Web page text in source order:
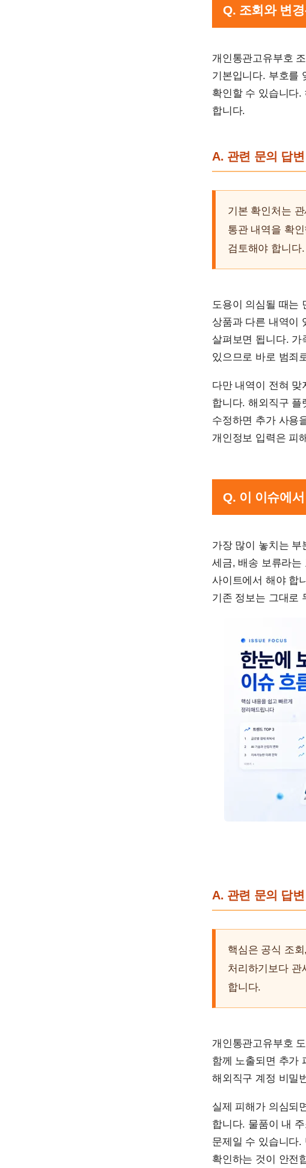
Q. 조회와 변
개인통관고유부호
기본입니다. 부호를
확인할 수 있습니다
합니다.
A. 관련 문의 답변
기본 확인처는
통관 내역을 확
검토해야 합니다.
도용이 의심될 때는
상품과 다른 내역이
살펴보면 됩니다. 가
있으므로 바로 범죄
다만 내역이 전혀
합니다. 해외직구
수정하면 추가 사용
개인정보 입력은 피
Q. 이 이슈에
가장 많이 놓치는
세금, 배송 보류라는
사이트에서 해야 합
기존 정보는 그대로
A. 관련 문의 답변
핵심은 공식 조
처리하기보다 관
합니다.
개인통관고유부호
함께 노출되면 추가
해외직구 계정 비밀
실제 피해가 의심되
합니다. 물품이 내
문제일 수 있습니다
확인하는 것이 안전